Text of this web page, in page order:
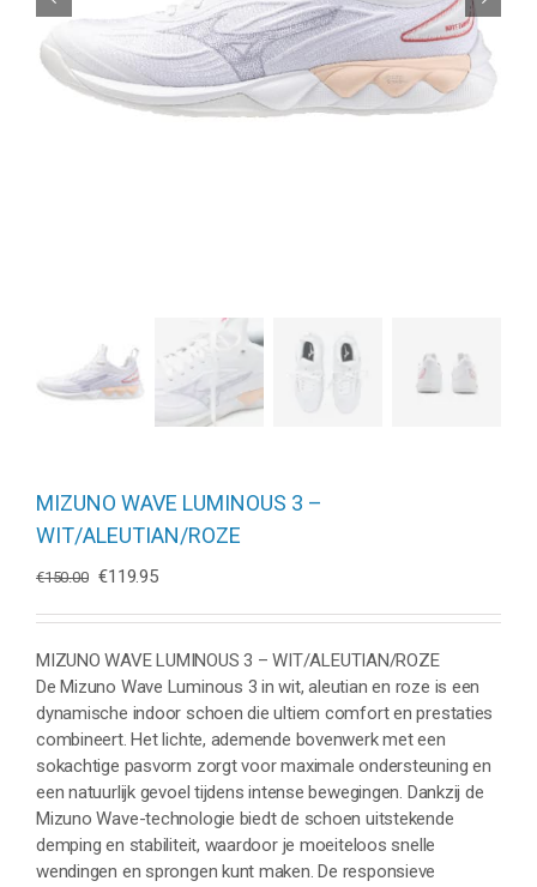
MIZUNO WAVE LUMINOUS 3 –
WIT/ALEUTIAN/ROZE
€150.00 Oorspronkelijke
was:
€150.00.
€119.95Huidige
is:
€119.95.
MIZUNO WAVE LUMINOUS 3 – WIT/ALEUTIAN/ROZE
De Mizuno Wave Luminous 3 in wit, aleutian en roze is een
dynamische indoor schoen die ultiem comfort en prestaties
combineert. Het lichte, ademende bovenwerk met een
sokachtige pasvorm zorgt voor maximale ondersteuning en
een natuurlijk gevoel tijdens intense bewegingen. Dankzij de
Mizuno Wave-technologie biedt de schoen uitstekende
demping en stabiliteit, waardoor je moeiteloos snelle
wendingen en sprongen kunt maken. De responsieve